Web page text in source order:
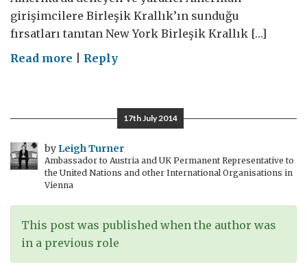
girişimcilere Birleşik Krallık’ın sunduğu
fırsatları tanıtan New York Birleşik Krallık […]
Read more on
girişimciler
için
ücretsiz
Londra
Reply
17th July 2014
by Leigh Turner
Ambassador to Austria and UK Permanent Representative to
the United Nations and other International Organisations in
Vienna
This post was published when the author was
in a previous role